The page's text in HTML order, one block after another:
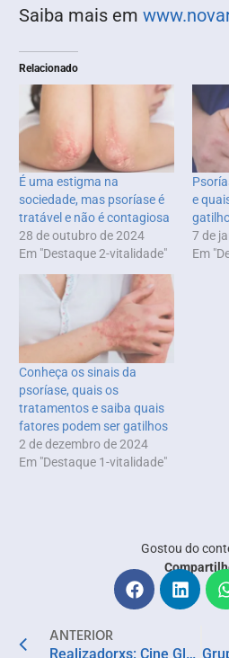
Saiba mais em
Relacionado
É uma estigma na
sociedade, mas psoríase é
tratável e não é contagiosa
28 de outubro de 2024
Em "Destaque 2-vitalidade"
e
7 de
Em
Conheça os sinais da
psoríase, quais os
tratamentos e saiba quais
fatores podem ser gatilhos
2 de dezembro de 2024
Em "Destaque 1-vitalidade"
Gostou do
ANTERIOR
Realizadorxs: Cine Glauber Rocha recebe estreia de mostra de curtas-metragens nesta segunda (13)